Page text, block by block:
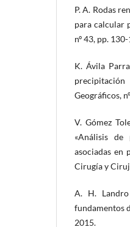
P. A. Rodas
para calcular
nº 43, pp.
K. Ávila
Geográficos,
V. Gómez
«Análisis de
asociadas en
Cirugía y
A. H.
fundamentos
2015.